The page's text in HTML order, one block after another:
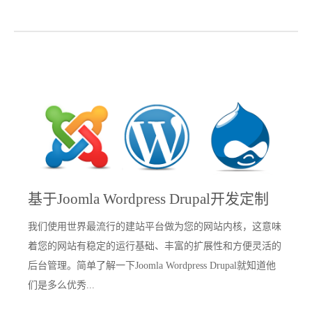
基于Joomla Wordpress Drupal开发定制
我们使用世界最流行的建站平台做为您的网站内核，这意味
着您的网站有稳定的运行基础、丰富的扩展性和方便灵活的
后台管理。简单了解一下Joomla Wordpress Drupal就知道他
们是多么优秀